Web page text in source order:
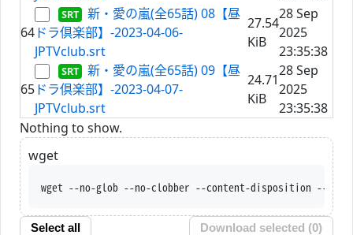
64
新・愛の嵐(全65話) 08【昼
ドラ倶楽部】-2023-04-06-
JPTVclub.srt
27.54
KiB
28 Sep
2025
23:35:38
65
新・愛の嵐(全65話) 09【昼
ドラ倶楽部】-2023-04-07-
JPTVclub.srt
24.71
KiB
28 Sep
2025
23:35:38
Nothing to show.
wget
wget --no-glob --no-clobber --
Select all Download selected (0)